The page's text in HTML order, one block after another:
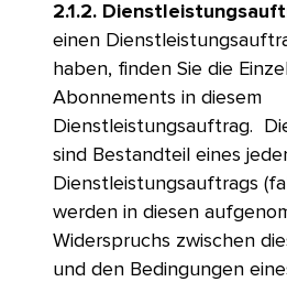
2.1.2.
einen
haben, finden Sie die
Abonnements in diesem
Dienstleistungsauftrag.
sind Bestandteil eines
Dienstleistungsauftrags
werden in diesen
Widerspruchs zwischen
und den Bedingungen